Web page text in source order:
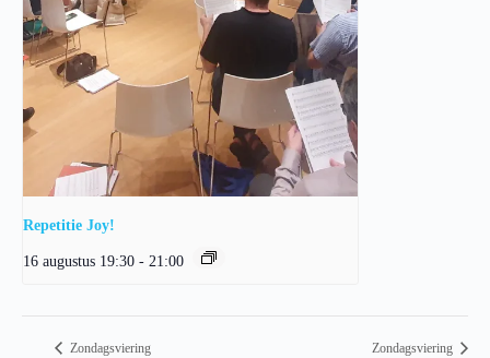
Repetitie Joy!
16 augustus 19:30 - 21:00
Zondagsviering Zondagsviering